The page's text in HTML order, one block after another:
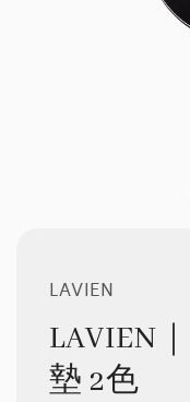
LAVIEN
LAVIEN
墊 2色